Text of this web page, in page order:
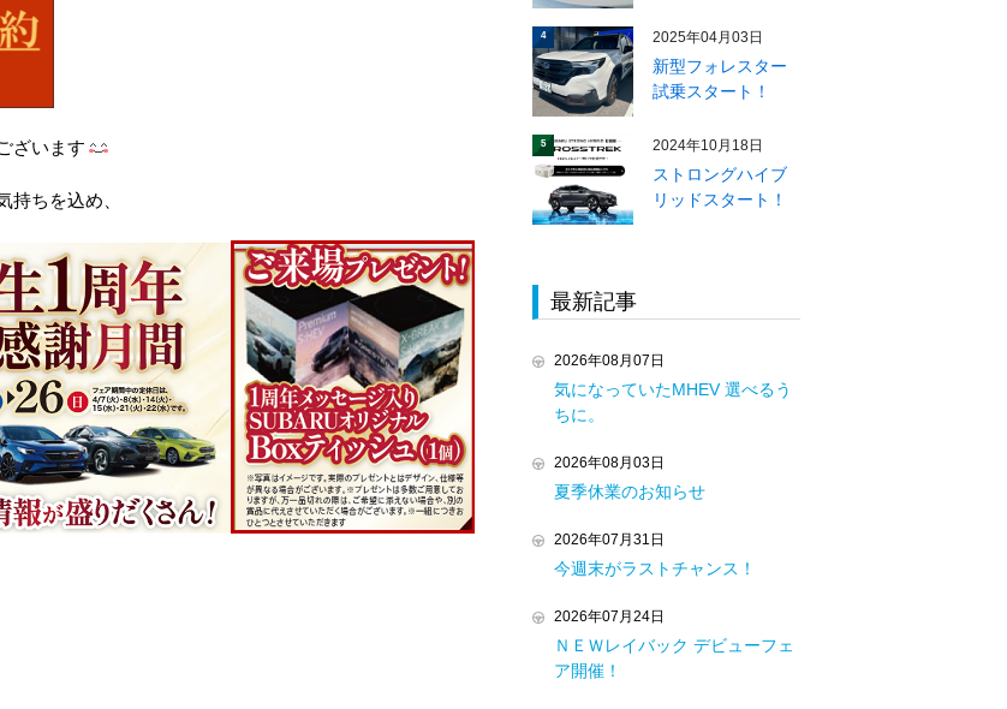
ざいます
持ちを込め、
4 2025年04月03日
新型フォレスター
試乗スタート！
5 2024年10月18日
ストロングハイブ
リッドスタート！
最新記事
2026年08月07日
気になっていたMHEV 選べるう
ちに。
2026年08月03日
夏季休業のお知らせ
2026年07月31日
今週末がラストチャンス！
2026年07月24日
ＮＥＷレイバック デビューフェ
ア開催！